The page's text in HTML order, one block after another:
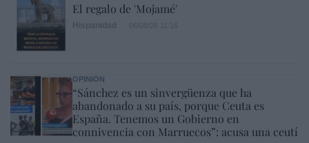
El regalo de 'Mojamé'
OPINIÓN
“Sánchez es un sinvergüenza que ha
abandonado a su país, porque Ceuta es
España. Tenemos un Gobierno en
connivencia con Marruecos”: acusa una ceutí